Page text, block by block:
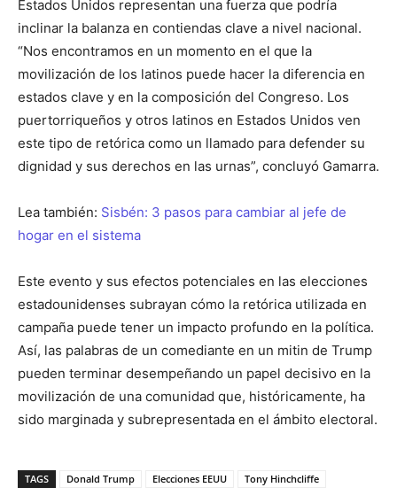
Estados Unidos representan una fuerza que podría
inclinar la balanza en contiendas clave a nivel nacional.
“Nos encontramos en un momento en el que la
movilización de los latinos puede hacer la diferencia en
estados clave y en la composición del Congreso. Los
puertorriqueños y otros latinos en Estados Unidos ven
este tipo de retórica como un llamado para defender su
dignidad y sus derechos en las urnas”, concluyó Gamarra.
Lea también: Sisbén: 3 pasos para cambiar al jefe de
hogar en el sistema
Este evento y sus efectos potenciales en las elecciones
estadounidenses subrayan cómo la retórica utilizada en
campaña puede tener un impacto profundo en la política.
Así, las palabras de un comediante en un mitin de Trump
pueden terminar desempeñando un papel decisivo en la
movilización de una comunidad que, históricamente, ha
sido marginada y subrepresentada en el ámbito electoral.
TAGS Donald Trump Elecciones EEUU Tony Hinchcliffe